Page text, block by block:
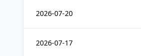
2026-07-20
2026-07-17